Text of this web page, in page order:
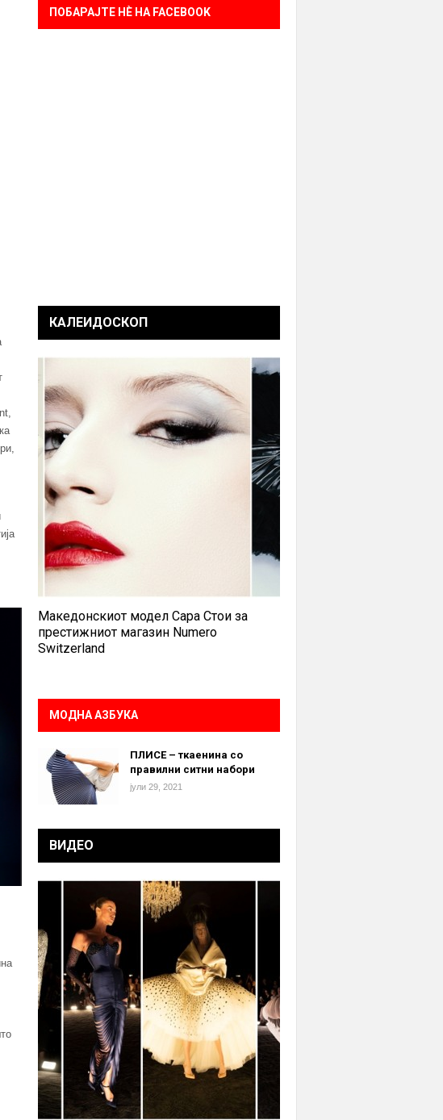
ПОБАРАЈТЕ НÈ НА FACEBOOK
КАЛЕИДОСКОП
Македонскиот модел Сара Стои за
престижниот магазин Numero
Switzerland
МОДНА АЗБУКА
ПЛИСЕ – ткаенина со
правилни ситни набори
јули 29, 2021
ВИДЕО